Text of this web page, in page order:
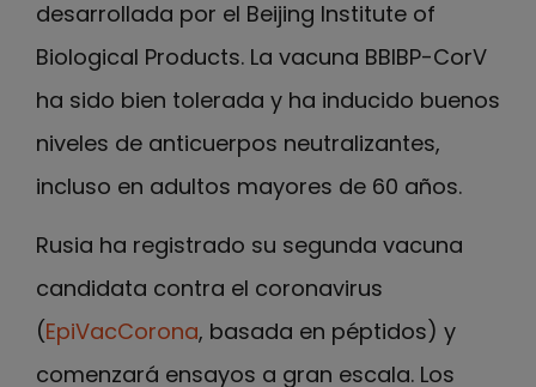
desarrollada por el Beijing Institute of
Biological Products. La vacuna BBIBP-CorV
ha sido bien tolerada y ha inducido buenos
niveles de anticuerpos neutralizantes,
incluso en adultos mayores de 60 años.
Rusia ha registrado su segunda vacuna
candidata contra el coronavirus
(EpiVacCorona, basada en péptidos) y
comenzará ensayos a gran escala. Los